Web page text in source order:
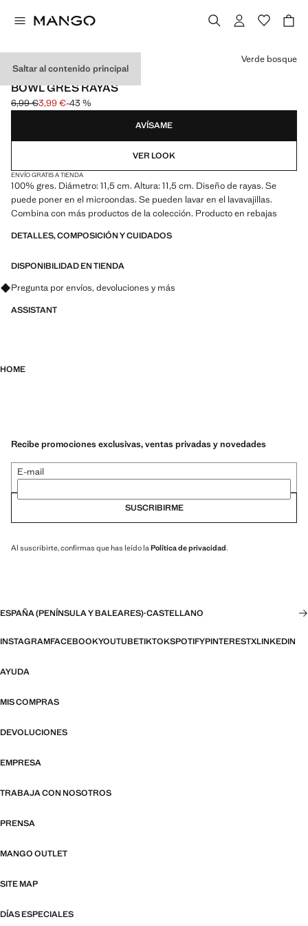
Saltar al contenido principal
MADE IN PORTUGAL
BOWL GRES RAYAS
Precio inicial tachado [6,99 € ]
6,99 €
Precio actual [3,99 € ]
3,99 €-43 %
Selecciona un color
Verde bosque
AVÍSAME
VER LOOK
ENVÍO GRATIS A TIENDA
100% gres. Diámetro: 11,5 cm. Altura: 11,5 cm. Diseño de rayas. Se
puede poner en el microondas. Se pueden lavar en el lavavajillas.
Combina con más productos de la colección. Producto en rebajas
DETALLES, COMPOSICIÓN Y CUIDADOS
DISPONIBILIDAD EN TIENDA
Pregunta por envíos, devoluciones y más
ASSISTANT
HOME
Recibe promociones exclusivas, ventas privadas y novedades
E-mail
SUSCRIBIRME
Al suscribirte, confirmas que has leído la Política de privacidad.
ESPAÑA (PENÍNSULA Y BALEARES)·CASTELLANO
INSTAGRAMFACEBOOKYOUTUBETIKTOKSPOTIFYPINTERESTXLINKEDIN
AYUDA
MIS COMPRAS
DEVOLUCIONES
EMPRESA
TRABAJA CON NOSOTROS
PRENSA
MANGO OUTLET
SITE MAP
DÍAS ESPECIALES